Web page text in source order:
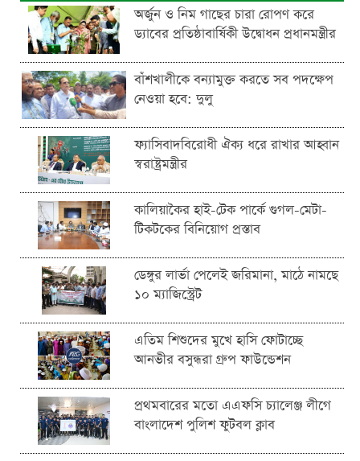
অর্জুন ও নিম গাছের চারা রোপণ করে
ড্যাবের প্রতিষ্ঠাবার্ষিকী উদ্বোধন প্রধানমন্ত্রীর
বাঁশখালীকে বন্যামুক্ত করতে সব পদক্ষেপ
নেওয়া হবে: দুলু
ফ্যাসিবাদবিরোধী ঐক্য ধরে রাখার আহ্বান
স্বরাষ্ট্রমন্ত্রীর
কালিয়াকৈর হাই-টেক পার্কে গুগল-মেটা-
টিকটকের বিনিয়োগ প্রস্তাব
ডেঙ্গুর লার্ভা পেলেই জরিমানা, মাঠে নামছে
১০ ম্যাজিস্ট্রেট
এতিম শিশুদের মুখে হাসি ফোটাচ্ছে
আনভীর বসুন্ধরা গ্রুপ ফাউন্ডেশন
প্রথমবারের মতো এএফসি চ্যালেঞ্জ লীগে
বাংলাদেশ পুলিশ ফুটবল ক্লাব